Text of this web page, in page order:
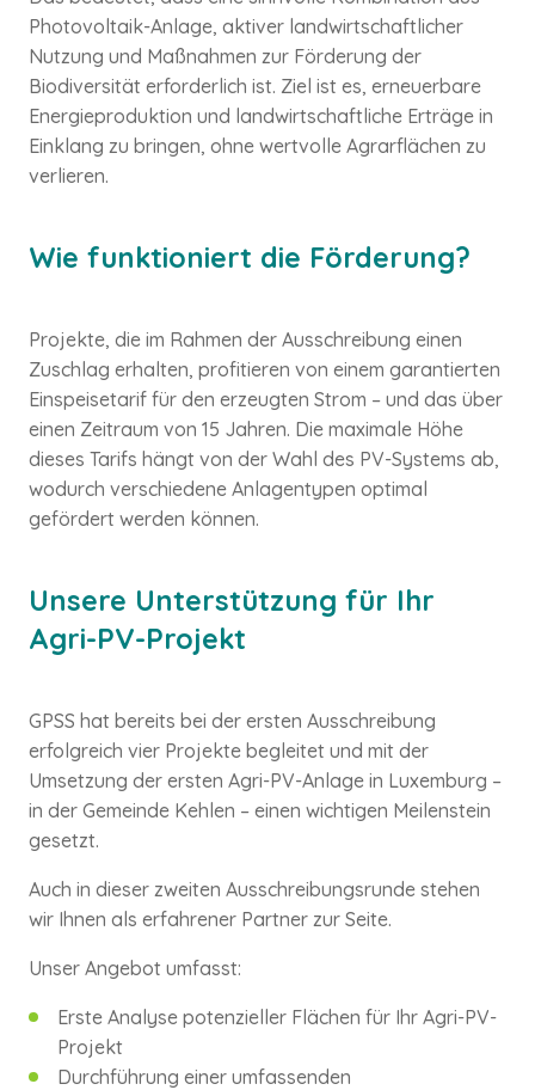
Photovoltaik-Anlage, aktiver landwirtschaftlicher
Nutzung und Maßnahmen zur Förderung der
Biodiversität erforderlich ist. Ziel ist es, erneuerbare
Energieproduktion und landwirtschaftliche Erträge in
Einklang zu bringen, ohne wertvolle Agrarflächen zu
verlieren.
Wie funktioniert die Förderung?
Projekte, die im Rahmen der Ausschreibung einen
Zuschlag erhalten, profitieren von einem garantierten
Einspeisetarif für den erzeugten Strom – und das über
einen Zeitraum von 15 Jahren. Die maximale Höhe
dieses Tarifs hängt von der Wahl des PV-Systems ab,
wodurch verschiedene Anlagentypen optimal
gefördert werden können.
Unsere Unterstützung für Ihr
Agri-PV-Projekt
GPSS hat bereits bei der ersten Ausschreibung
erfolgreich vier Projekte begleitet und mit der
Umsetzung der ersten Agri-PV-Anlage in Luxemburg –
in der Gemeinde Kehlen – einen wichtigen Meilenstein
gesetzt.
Auch in dieser zweiten Ausschreibungsrunde stehen
wir Ihnen als erfahrener Partner zur Seite.
Unser Angebot umfasst:
Erste Analyse potenzieller Flächen für Ihr Agri-PV-
Projekt
Durchführung einer umfassenden